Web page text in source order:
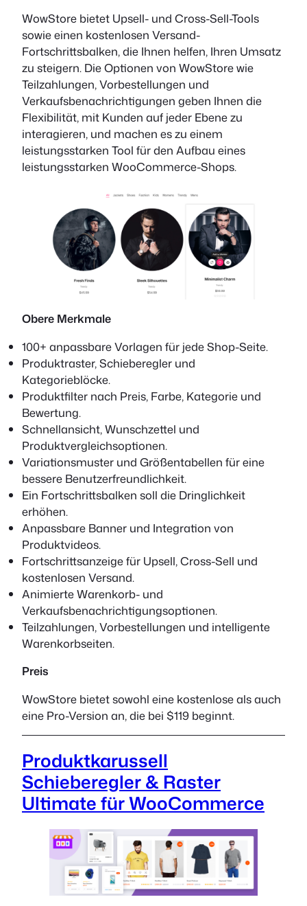
WowStore bietet Upsell- und Cross-Sell-Tools
sowie einen kostenlosen Versand-
Fortschrittsbalken, die Ihnen helfen, Ihren Umsatz
zu steigern. Die Optionen von WowStore wie
Teilzahlungen, Vorbestellungen und
Verkaufsbenachrichtigungen geben Ihnen die
Flexibilität, mit Kunden auf jeder Ebene zu
interagieren, und machen es zu einem
leistungsstarken Tool für den Aufbau eines
leistungsstarken WooCommerce-Shops.
Obere Merkmale
100+ anpassbare Vorlagen für jede Shop-Seite.
Produktraster, Schieberegler und
Kategorieblöcke.
Produktfilter nach Preis, Farbe, Kategorie und
Bewertung.
Schnellansicht, Wunschzettel und
Produktvergleichsoptionen.
Variationsmuster und Größentabellen für eine
bessere Benutzerfreundlichkeit.
Ein Fortschrittsbalken soll die Dringlichkeit
erhöhen.
Anpassbare Banner und Integration von
Produktvideos.
Fortschrittsanzeige für Upsell, Cross-Sell und
kostenlosen Versand.
Animierte Warenkorb- und
Verkaufsbenachrichtigungsoptionen.
Teilzahlungen, Vorbestellungen und intelligente
Warenkorbseiten.
Preis
WowStore bietet sowohl eine kostenlose als auch
eine Pro-Version an, die bei $119 beginnt.
Produktkarussell
Schieberegler & Raster
Ultimate für WooCommerce